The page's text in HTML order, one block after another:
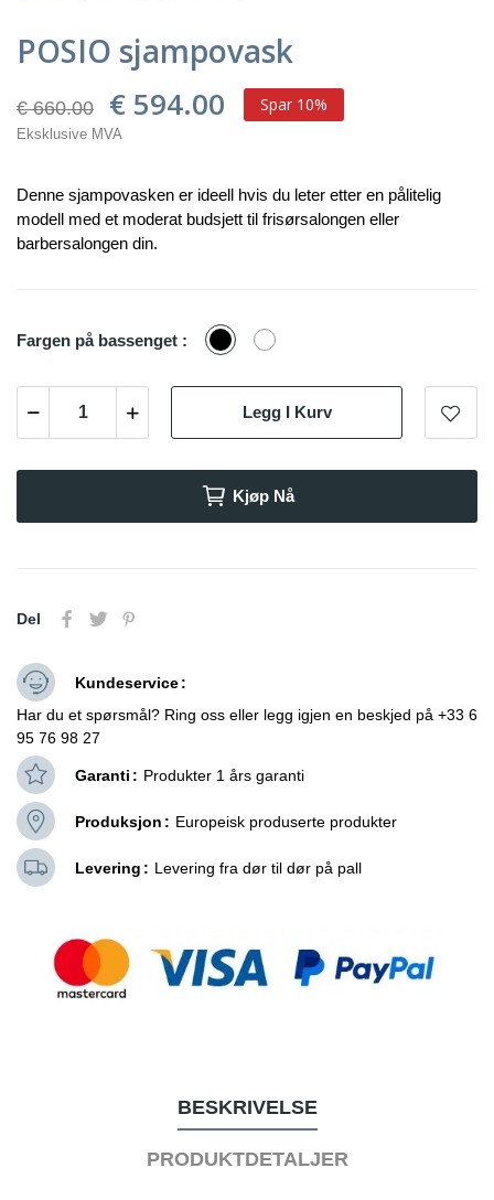
POSIO sjampovask
€ 660.00 € 594.00 Spar 10%
Eksklusive MVA
Denne sjampovasken er ideell hvis du leter etter en pålitelig
modell med et moderat budsjett til frisørsalongen eller
barbersalongen din.
Fargen på bassenget : Sort Hvit
Legg I Kurv
Kjøp Nå
Del
Kundeservice
Har du et spørsmål? Ring oss eller legg igjen en beskjed på +33 6
95 76 98 27
Garanti Produkter 1 års garanti
Produksjon Europeisk produserte produkter
Levering Levering fra dør til dør på pall
BESKRIVELSE
PRODUKTDETALJER